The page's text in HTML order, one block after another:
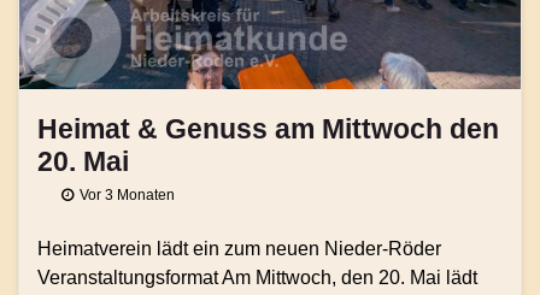
Heimat & Genuss am Mittwoch den
20. Mai
Vor 3 Monaten
Heimatverein lädt ein zum neuen Nieder-Röder
Veranstaltungsformat Am Mittwoch, den 20. Mai lädt